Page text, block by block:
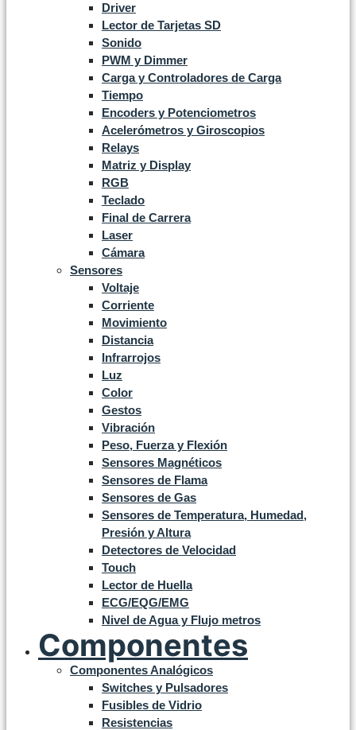
Driver
Lector de Tarjetas SD
Sonido
PWM y Dimmer
Carga y Controladores de Carga
Tiempo
Encoders y Potenciometros
Acelerómetros y Giroscopios
Relays
Matriz y Display
RGB
Teclado
Final de Carrera
Laser
Cámara
Sensores
Voltaje
Corriente
Movimiento
Distancia
Infrarrojos
Luz
Color
Gestos
Vibración
Peso, Fuerza y Flexión
Sensores Magnéticos
Sensores de Flama
Sensores de Gas
Sensores de Temperatura, Humedad,
Presión y Altura
Detectores de Velocidad
Touch
Lector de Huella
ECG/EQG/EMG
Nivel de Agua y Flujo metros
Componentes
Componentes Analógicos
Switches y Pulsadores
Fusibles de Vidrio
Resistencias